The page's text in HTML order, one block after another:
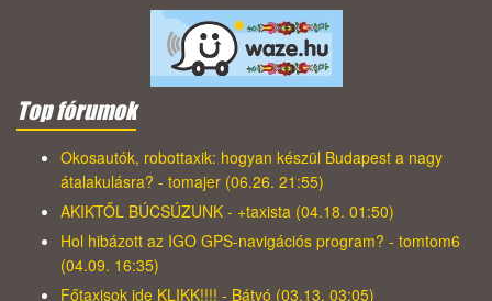
Top fórumok
Okosautók, robottaxik: hogyan készül Budapest a nagy
átalakulásra? - tomajer (06.26. 21:55)
AKIKTŐL BÚCSÚZUNK - +taxista (04.18. 01:50)
Hol hibázott az IGO GPS-navigációs program? - tomtom6
(04.09. 16:35)
Főtaxisok ide KLIKK!!!! - Bátyó (03.13. 03:05)